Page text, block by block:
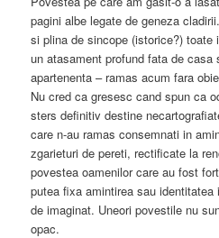
pagini albe legate de geneza
si plina de sincope (istorice?)
un atasament profund fata de casa
apartenenta – ramas acum fara
Nu cred ca gresesc cand spun ca
sters definitiv destine
care n-au ramas consemnati in
zgarieturi de pereti, rectificate la
povestea oamenilor care au fost
putea fixa amintirea sau identitatea
de imaginat. Uneori povestile nu
opac.